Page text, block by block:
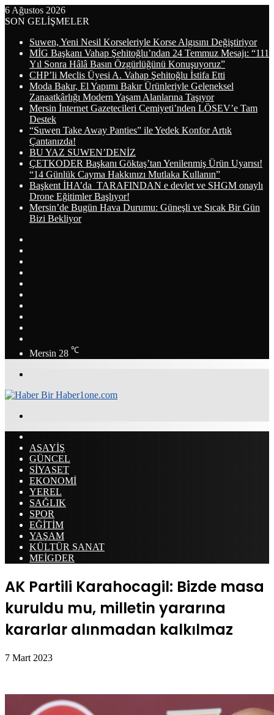
6 Ağustos 2026
SON GELİŞMELER
Suwen, Yeni Nesil Korseleriyle Korse Algısını Değiştiriyor
MİG Başkanı Vahap Şehitoğlu’ndan 24 Temmuz Mesajı: “111
Yıl Sonra Hâlâ Basın Özgürlüğünü Konuşuyoruz”
CHP’li Meclis Üyesi A. Vahap Şehitoğlu İstifa Etti
Moda Bakır, El Yapımı Bakır Ürünleriyle Geleneksel
Zanaatkârlığı Modern Yaşam Alanlarına Taşıyor
Mersin İnternet Gazetecileri Cemiyeti’nden LÖSEV’e Tam
Destek
“Suwen Take Away Panties” ile Yedek Konfor Artık
Çantanızda!
BU YAZ SUWEN’DENİZ
ÇETKODER Başkanı Göktaş’tan Yenilenmiş Ürün Uyarısı!
“14 Günlük Cayma Hakkınızı Mutlaka Kullanın”
Başkent İHA’da TARAFINDAN e devlet ve SHGM onaylı
Drone Eğitimler Başlıyor!
Mersin’de Bugün Hava Durumu: Güneşli ve Sıcak Bir Gün
Bizi Bekliyor
Mersin 28 ℃
ASAYİŞ
GÜNCEL
SİYASET
EKONOMİ
YEREL
SAĞLIK
SPOR
EĞİTİM
YAŞAM
KÜLTÜR SANAT
MEİGDER
AK Partili Karahocagil: Bizde masa
kuruldu mu, milletin yararına
kararlar alınmadan kalkılmaz
7 Mart 2023